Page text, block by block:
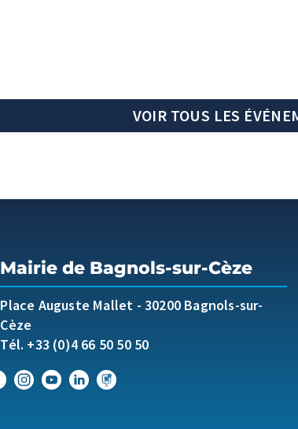
VOIR TOUS LES
Mairie de Bagnols-sur-Cèze
Place Auguste Mallet - 30200 Bagnols-sur-
Cèze
Tél. +33 (0)4 66 50 50 50